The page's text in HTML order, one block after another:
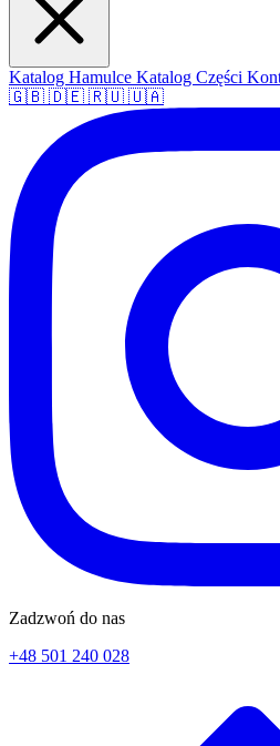
Katalog Hamulce Katalog Części
🇬🇧 🇩🇪 🇷🇺 🇺🇦
Zadzwoń do nas
+48 501 240 028